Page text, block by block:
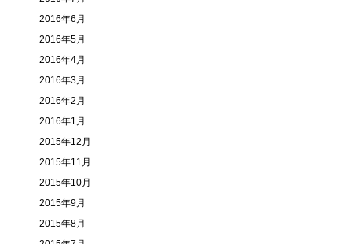
2016年6月
2016年5月
2016年4月
2016年3月
2016年2月
2016年1月
2015年12月
2015年11月
2015年10月
2015年9月
2015年8月